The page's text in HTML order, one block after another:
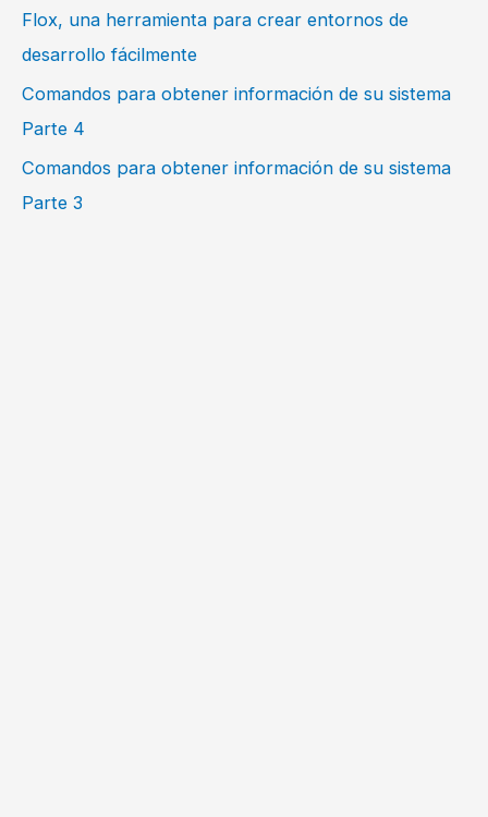
Flox, una herramienta para crear entornos de
desarrollo fácilmente
Comandos para obtener información de su sistema
Parte 4
Comandos para obtener información de su sistema
Parte 3